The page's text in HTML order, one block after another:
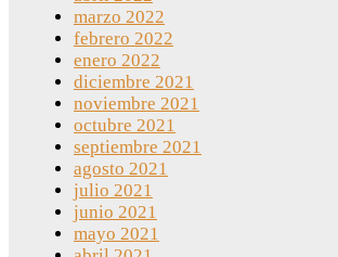
marzo 2022
febrero 2022
enero 2022
diciembre 2021
noviembre 2021
octubre 2021
septiembre 2021
agosto 2021
julio 2021
junio 2021
mayo 2021